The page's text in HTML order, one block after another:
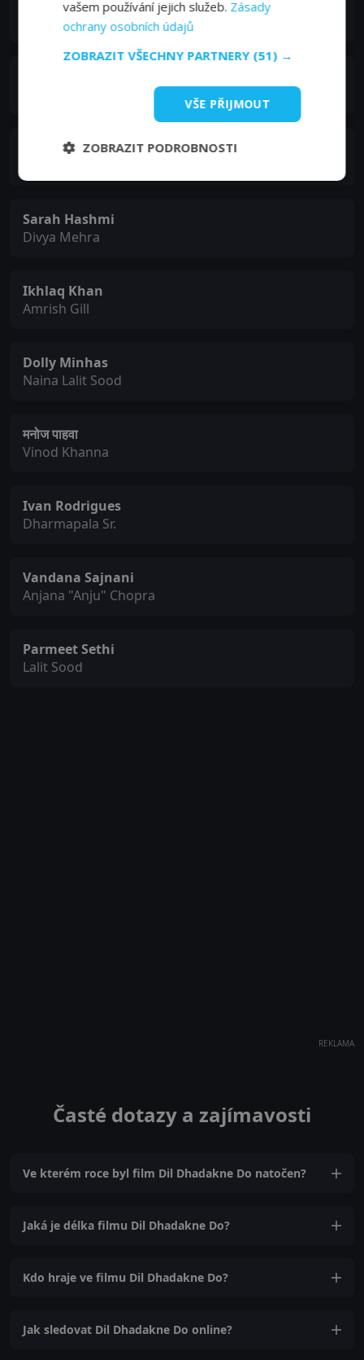
Abdul Quadir Amin
Shipcrew
Pawan Chopra
Sarah Hashmi
Divya Mehra
Ikhlaq Khan
Amrish Gill
Dolly Minhas
Naina Lalit Sood
मनोज पाहवा
Vinod Khanna
Ivan Rodrigues
Dharmapala Sr.
Vandana Sajnani
Anjana "Anju" Chopra
Parmeet Sethi
Lalit Sood
REKLAMA
Časté dotazy a zajímavosti
Ve kterém roce byl film Dil Dhadakne Do natočen?
Jaká je délka filmu Dil Dhadakne Do?
Kdo hraje ve filmu Dil Dhadakne Do?
Jak sledovat Dil Dhadakne Do online?
vašem používání jejich služeb. Zásady
ochrany osobních údajů
ZOBRAZIT VŠECHNY PARTNERY (51) →
VŠE PŘIJMOUT
ZOBRAZIT PODROBNOSTI